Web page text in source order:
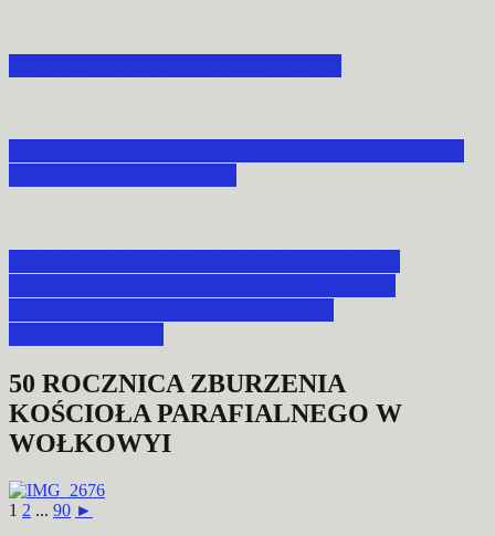
50 ROCZNICA ZBURZENIA
KOŚCIOŁA PARAFIALNEGO W
WOŁKOWYI
1 2 ... 90 ►